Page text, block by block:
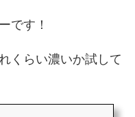
です！
くらい濃いか試して